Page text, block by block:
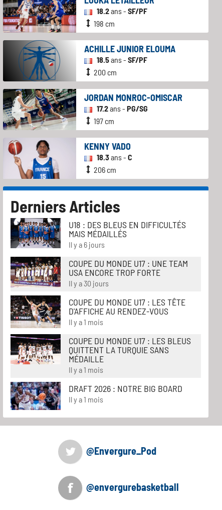
18.2ans -SF/PF
198 cm
ACHILLE JUNIOR ELOUMA
18.5ans -SF/PF
200 cm
JORDAN MONROC-OMISCAR
17.2ans -PG/SG
197 cm
KENNY VADO
18.3ans -C
206 cm
Derniers Articles
U18 : DES BLEUS EN DIFFICULTÉS
MAIS MÉDAILLÉS
Il y a 6 jours
COUPE DU MONDE U17 : UNE TEAM
USA ENCORE TROP FORTE
Il y a 30 jours
COUPE DU MONDE U17 : LES TÊTE
D'AFFICHE AU RENDEZ-VOUS
Il y a 1 mois
COUPE DU MONDE U17 : LES BLEUS
QUITTENT LA TURQUIE SANS
MÉDAILLE
Il y a 1 mois
DRAFT 2026 : NOTRE BIG BOARD
Il y a 1 mois
@Envergure_Pod
@envergurebasketball